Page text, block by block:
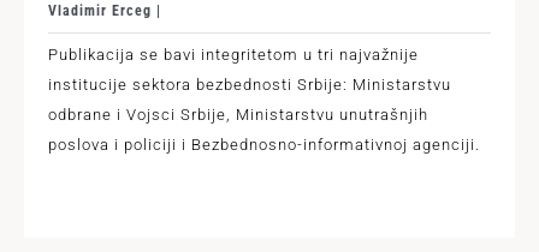
Vladimir Erceg |
Publikacija se bavi integritetom u tri najvažnije
institucije sektora bezbednosti Srbije: Ministarstvu
odbrane i Vojsci Srbije, Ministarstvu unutrašnjih
poslova i policiji i Bezbednosno-informativnoj agenciji.